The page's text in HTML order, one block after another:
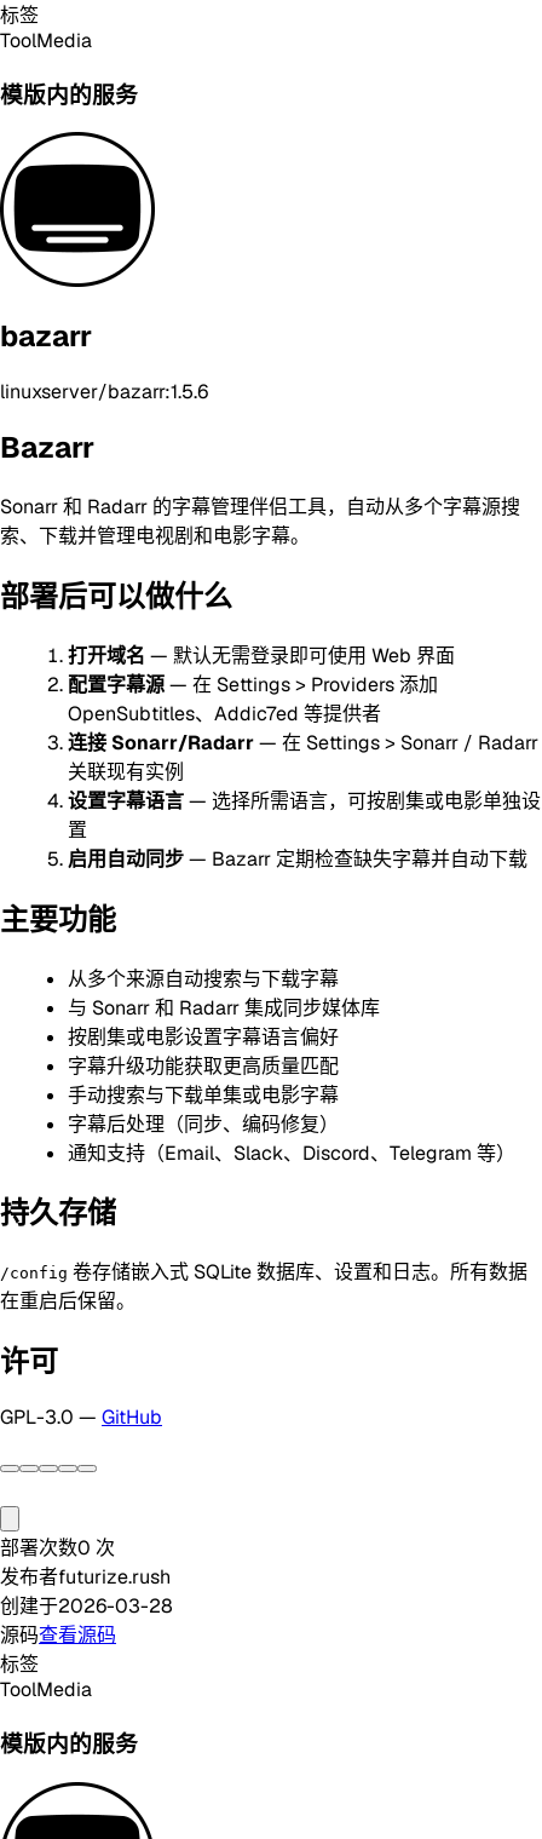
标签
ToolMedia
模版内的服务
bazarr
linuxserver/bazarr:1.5.6
Bazarr
Sonarr 和 Radarr 的字幕管理伴侣工具，自动从多个字幕源搜
索、下载并管理电视剧和电影字幕。
部署后可以做什么
打开域名 — 默认无需登录即可使用 Web 界面
配置字幕源— 在 Settings > Providers 添加
OpenSubtitles、Addic7ed 等提供者
连接 Sonarr/Radarr— 在 Settings > Sonarr / Radarr
关联现有实例
设置字幕语言— 选择所需语言，可按剧集或电影单独设
置
启用自动同步— Bazarr 定期检查缺失字幕并自动下载
主要功能
从多个来源自动搜索与下载字幕
与 Sonarr 和 Radarr 集成同步媒体库
按剧集或电影设置字幕语言偏好
字幕升级功能获取更高质量匹配
手动搜索与下载单集或电影字幕
字幕后处理（同步、编码修复）
通知支持（Email、Slack、Discord、Telegram 等）
持久存储
/config 卷存储嵌入式 SQLite 数据库、设置和日志。所有数据
在重启后保留。
许可
GPL-3.0 — GitHub
部署次数0 次
发布者futurize.rush
创建于2026-03-28
源码查看源码
标签
ToolMedia
模版内的服务